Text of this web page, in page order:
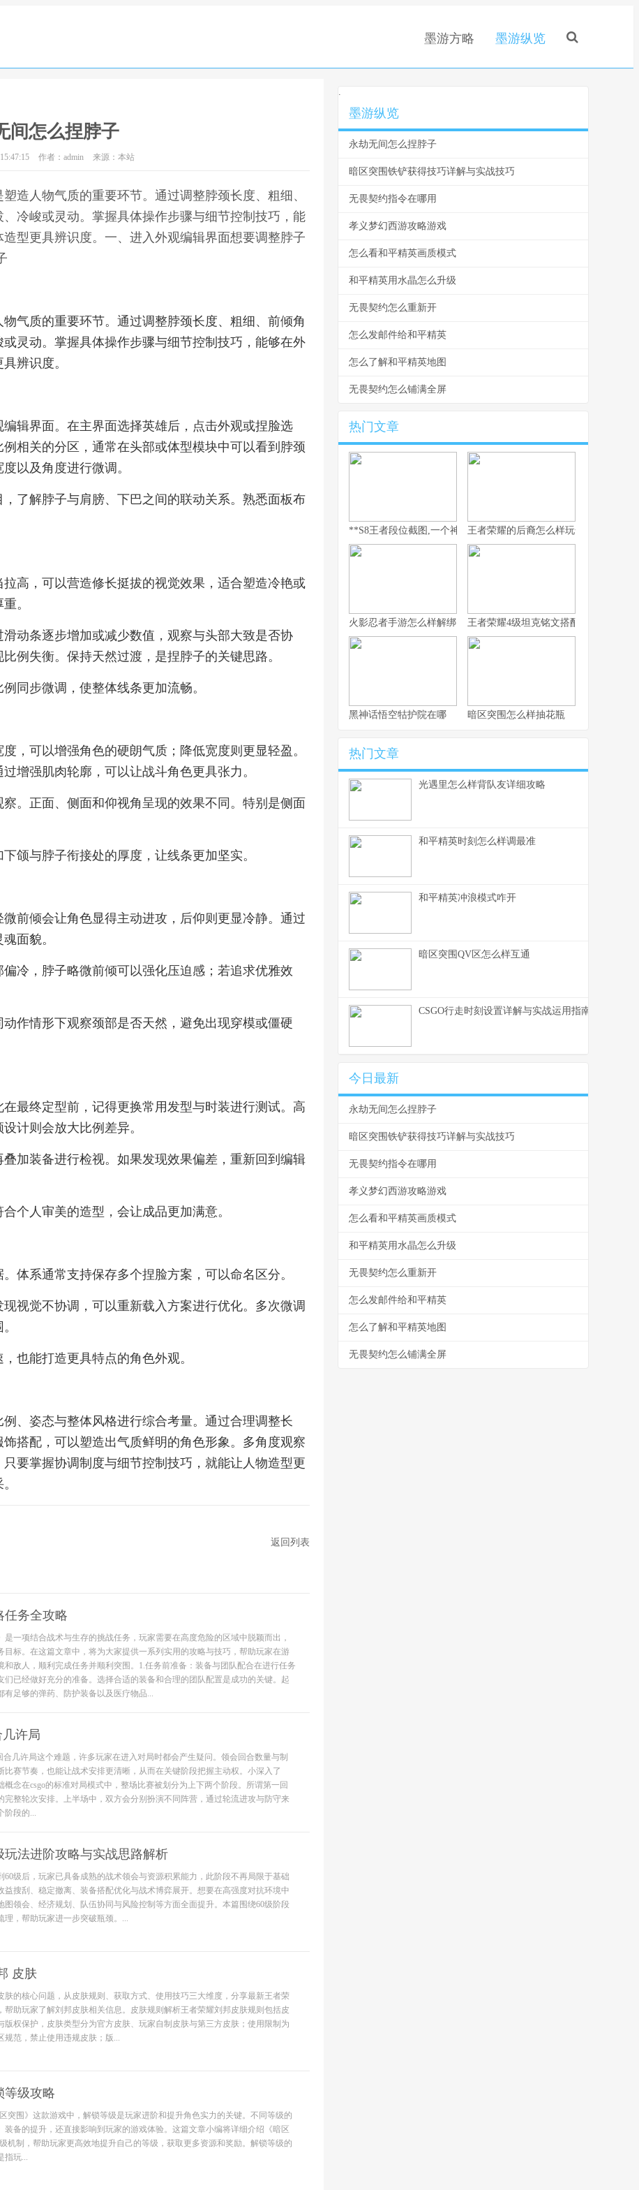
墨游方略 墨游纵览
间怎么捏脖子
作者：admin 来源：本站
造人物气质的重要环节。通过调整脖颈长度、粗细、
冷峻或灵动。掌握具体操作步骤与细节控制技巧，能
型更具辨识度。一、进入外观编辑界面想要调整脖子
气质的重要环节。通过调整脖颈长度、粗细、前倾角
灵动。掌握具体操作步骤与细节控制技巧，能够在外
辨识度。
辑界面。在主界面选择英雄后，点击外观或捏脸选
相关的分区，通常在头部或体型模块中可以看到脖颈
以及角度进行微调。
了解脖子与肩膀、下巴之间的联动关系。熟悉面板布
高，可以营造修长挺拔的视觉效果，适合塑造冷艳或
。
动条逐步增加或减少数值，观察与头部大致是否协
例失衡。保持天然过渡，是捏脖子的关键思路。
同步微调，使整体线条更加流畅。
，可以增强角色的硬朗气质；降低宽度则更显轻盈。
增强肌肉轮廓，可以让战斗角色更具张力。
。正面、侧面和仰视角呈现的效果不同。特别是侧面
颌与脖子衔接处的厚度，让线条更加坚实。
前倾会让角色显得主动进攻，后仰则更显冷静。通过
面貌。
冷，脖子略微前倾可以强化压迫感；若追求优雅效
作情形下观察颈部是否天然，避免出现穿模或僵硬
最终定型前，记得更换常用发型与时装进行测试。高
计则会放大比例差异。
加装备进行检视。如果发现效果偏差，重新回到编辑
个人审美的造型，会让成品更加满意。
体系通常支持保存多个捏脸方案，可以命名区分。
视觉不协调，可以重新载入方案进行优化。多次微调
也能打造更具特点的角色外观。
、姿态与整体风格进行综合考量。通过合理调整长
搭配，可以塑造出气质鲜明的角色形象。多角度观察
要掌握协调制度与细节控制技巧，就能让人物造型更
返回列表
任务全攻略
是一项结合战术与生存的挑战任务，玩家需要在高度危险的区域中脱颖而出，
目标。在这篇文章中，将为大家提供一系列实用的攻略与技巧，帮助玩家在游
和敌人，顺利完成任务并顺利突围。1.任务前准备：装备与团队配合在进行任务
们已经做好充分的准备。选择合适的装备和合理的团队配置是成功的关键。起
有足够的弹药、防护装备以及医疗物品...
几许局
合几许局这个难题，许多玩家在进入对局时都会产生疑问。领会回合数量与制
比赛节奏，也能让战术安排更清晰，从而在关键阶段把握主动权。小深入了
概念在csgo的标准对局模式中，整场比赛被划分为上下两个阶段。所谓第一回
完整轮次安排。上半场中，双方会分别扮演不同阵营，通过轮流进攻与防守来
阶段的...
玩法进阶攻略与实战思路解析
60级后，玩家已具备成熟的战术领会与资源积累能力，此阶段不再局限于基础
益搜刮、稳定撤离、装备搭配优化与战术博弈展开。想要在高强度对抗环境中
图领会、经济规划、队伍协同与风险控制等方面全面提升。本篇围绕60级阶段
理，帮助玩家进一步突破瓶颈。...
皮肤
肤的核心问题，从皮肤规则、获取方式、使用技巧三大维度，分享最新王者荣
帮助玩家了解刘邦皮肤相关信息。皮肤规则解析王者荣耀刘邦皮肤规则包括皮
版权保护，皮肤类型分为官方皮肤、玩家自制皮肤与第三方皮肤；使用限制为
规范，禁止使用违规皮肤；版...
等级攻略
突围》这款游戏中，解锁等级是玩家进阶和提升角色实力的关键。不同等级的
装备的提升，还直接影响到玩家的游戏体验。这篇文章小编将详细介绍《暗区
机制，帮助玩家更高效地提升自己的等级，获取更多资源和奖励。解锁等级的
指玩...
.
墨游纵览
永劫无间怎么捏脖子
暗区突围铁铲获得技巧详解与实战技巧
无畏契约指令在哪用
孝义梦幻西游攻略游戏
怎么看和平精英画质模式
和平精英用水晶怎么升级
无畏契约怎么重新开
怎么发邮件给和平精英
怎么了解和平精英地图
无畏契约怎么铺满全屏
热门文章
**S8王者段位截图,一个神话的永恒见证**王者荣耀的后裔怎么样玩全流程解析
火影忍者手游怎么样解绑 王者荣耀4级坦克铭文搭配与实战思路
黑神话悟空牯护院在哪 暗区突围怎么样抽花瓶
热门文章
光遇里怎么样背队友详细攻略
和平精英时刻怎么样调最准
和平精英冲浪模式咋开
暗区突围QV区怎么样互通
CSGO行走时刻设置详解与实战运用指南
今日最新
永劫无间怎么捏脖子
暗区突围铁铲获得技巧详解与实战技巧
无畏契约指令在哪用
孝义梦幻西游攻略游戏
怎么看和平精英画质模式
和平精英用水晶怎么升级
无畏契约怎么重新开
怎么发邮件给和平精英
怎么了解和平精英地图
无畏契约怎么铺满全屏